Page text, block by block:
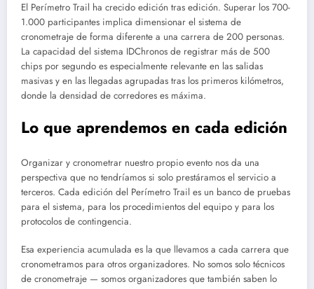
El Perímetro Trail ha crecido edición tras edición. Superar los 700-
1.000 participantes implica dimensionar el sistema de
cronometraje de forma diferente a una carrera de 200 personas.
La capacidad del sistema IDChronos de registrar más de 500
chips por segundo es especialmente relevante en las salidas
masivas y en las llegadas agrupadas tras los primeros kilómetros,
donde la densidad de corredores es máxima.
Lo que aprendemos en cada edición
Organizar y cronometrar nuestro propio evento nos da una
perspectiva que no tendríamos si solo prestáramos el servicio a
terceros. Cada edición del Perímetro Trail es un banco de pruebas
para el sistema, para los procedimientos del equipo y para los
protocolos de contingencia.
Esa experiencia acumulada es la que llevamos a cada carrera que
cronometramos para otros organizadores. No somos solo técnicos
de cronometraje — somos organizadores que también saben lo